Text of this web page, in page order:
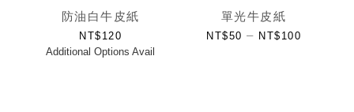
防油白牛皮紙
NT$ 120
Additional Options Avail
單光牛皮紙
NT$50 – NT$ 100